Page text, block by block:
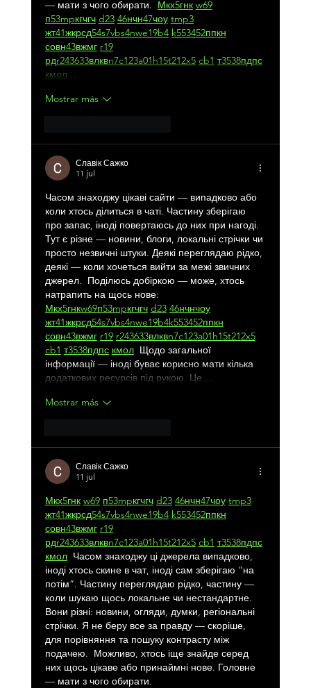
— мати з чого обирати. Мкх5гнк w69
п53mpкгчгч d23 46нчн47чоу tmp3
жт41жкрсд54s7vbs4nwe19b4 k553452ппкн
совн43вжмг r19
рдr243633влквn7c123a01h15t212x5 cb1 т3538пдпс
кмол
Mostrar más
Славік Сажко
11 jul
Часом знаходжу цікаві сайти — випадково або
коли хтось ділиться в чаті. Частину зберігаю
про запас, іноді повертаюсь до них при нагоді.
Тут є різне — новини, блоги, локальні стрічки чи
просто незвичні штуки. Деякі переглядаю рідко,
деякі — коли хочеться вийти за межі звичних
джерел.  Поділюсь добіркою — може, хтось
натрапить на щось нове:
Мкх5гнкw69п53mpкгчгч d23 46нчнчоу
жт41жкрсд54s7vbs4nwe19b4k553452ппкн
совн43вжмг r19 r243633влквn7c123a01h15t212x5
cb1 т3538пдпс кмол
  Щодо загальної
інформації — іноді буває корисно мати кілька
додаткових ресурсів під рукою. Це …
Mostrar más
Славік Сажко
11 jul
Мкх5гнк w69 п53mpкгчгч d23 46нчн47чоу tmp3
жт41жкрсд54s7vbs4nwe19b4 k553452ппкн
совн43вжмг r19
рдr243633влквn7c123a01h15t212x5 cb1 т3538пдпс
кмол
  Часом знаходжу ці джерела випадково,
іноді хтось скине в чат, іноді сам зберігаю “на
потім”. Частину переглядаю рідко, частину —
коли шукаю щось локальне чи нестандартне.
Вони різні: новини, огляди, думки, регіональні
стрічки. Я не беру все за правду — скоріше,
для порівняння та пошуку контрасту між
подачею.  Можливо, хтось іще знайде серед
них щось цікаве або принаймні нове. Головне
— мати з чого обирати.